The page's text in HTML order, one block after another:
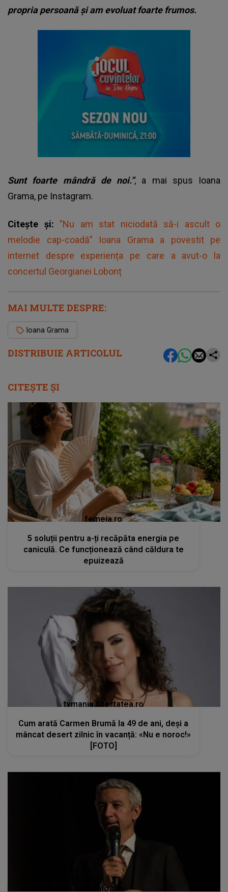
DISTRIBUIE ARTICOLUL
propria persoană și am evoluat foarte frumos.
Sunt foarte mândră de noi.”, a mai spus Ioana
Grama, pe Instagram.
Citește și: ”Nu am stat niciodată să-i ascult o
melodie cap-coadă” Ioana Grama a povestit pe
internet despre experiența pe care a avut-o la
concertul Georgianei Lobonț
MAI MULTE DESPRE:
Ioana Grama
CITEȘTE ȘI
femeia.ro
5 soluții pentru a-ți recăpăta energia pe
caniculă. Ce funcționează când căldura te
epuizează
tvmania.libertatea.ro
Cum arată Carmen Brumă la 49 de ani, deși a
mâncat desert zilnic în vacanță: «Nu e noroc!»
[FOTO]
kanald2.ro